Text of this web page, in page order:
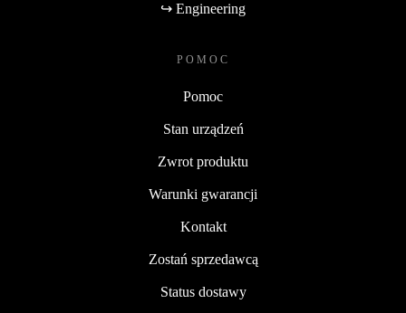
↪ Engineering
POMOC
Pomoc
Stan urządzeń
Zwrot produktu
Warunki gwarancji
Kontakt
Zostań sprzedawcą
Status dostawy